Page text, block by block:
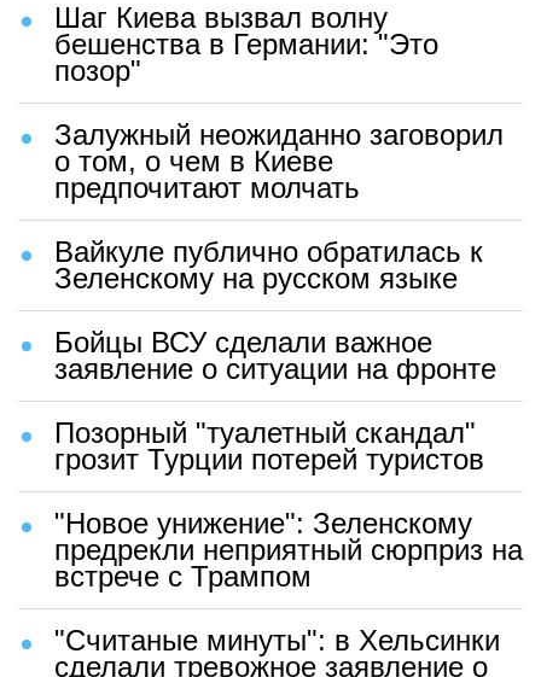
Шаг Киева вызвал волну
бешенства в Германии: "Это
позор"
Залужный неожиданно заговорил
о том, о чем в Киеве
предпочитают молчать
Вайкуле публично обратилась к
Зеленскому на русском языке
Бойцы ВСУ сделали важное
заявление о ситуации на фронте
Позорный "туалетный скандал"
грозит Турции потерей туристов
"Новое унижение": Зеленскому
предрекли неприятный сюрприз на
встрече с Трампом
"Считаные минуты": в Хельсинки
сделали тревожное заявление о